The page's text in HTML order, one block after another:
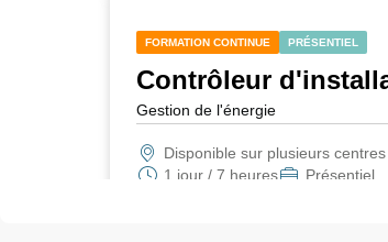
FORMATION CONTINUE PRÉSENTIEL
Contrôleur
Gestion de l'énergie
Disponible sur plusieurs centres
1 jour / 7 heures
Présentiel